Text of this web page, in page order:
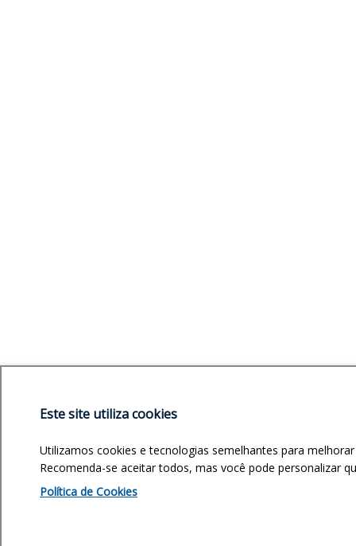
Este site utiliza cookies
Utilizamos cookies e tecnologias semelhantes para
Recomenda-se aceitar todos, mas você pode personalizar
Política de Cookies